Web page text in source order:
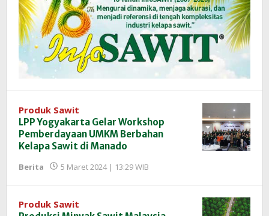
Produk Sawit
LPP Yogyakarta Gelar Workshop
Pemberdayaan UMKM Berbahan
Kelapa Sawit di Manado
Berita 5 Maret 2024 | 13:29 WIB
InfoSAWIT
Produk Sawit